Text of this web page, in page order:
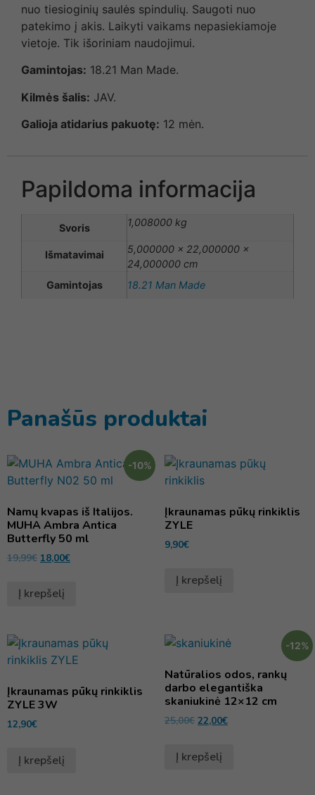
nuo tiesioginių saulės spindulių. Saugoti nuo
patekimo į akis. Laikyti vaikams nepasiekiamoje
vietoje. Tik išoriniam naudojimui.
Gamintojas: 18.21 Man Made.
Kilmės šalis: JAV.
Galioja atidarius pakuotę: 12 mėn.
Papildoma informacija
Svoris 1,008000 kg
Išmatavimai
5,000000 × 22,000000 ×
24,000000 cm
Gamintojas
18.21 Man Made
Panašūs produktai
-10%
Namų kvapas iš Italijos.
MUHA Ambra Antica
Butterfly 50 ml
19,99€ 18,00€
Į krepšelį
Įkraunamas pūkų rinkiklis
ZYLE
9,90€
Į krepšelį
Įkraunamas pūkų rinkiklis
ZYLE 3W
12,90€
Į krepšelį
-12%
Natūralios odos, rankų
darbo elegantiška
skaniukinė 12×12 cm
25,00€ 22,00€
Į krepšelį